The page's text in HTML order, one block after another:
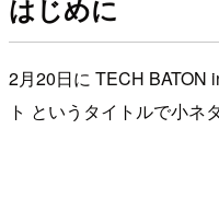
はじめに
2月20日に TECH BATON
ト というタイトルで小ネ